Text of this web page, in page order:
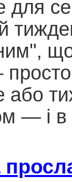
для
або
— і в